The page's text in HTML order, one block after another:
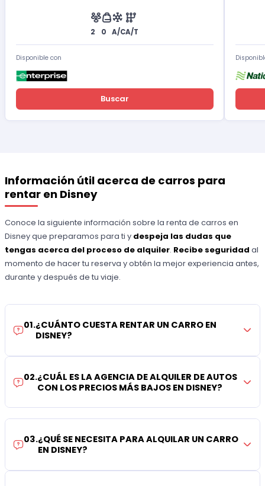
2 0 A/CA/T
Disponible con
Buscar
Información útil acerca de carros para
rentar en Disney
Conoce la siguiente información sobre la renta de carros en
Disney que preparamos para ti y despeja las dudas que
tengas acerca del proceso de alquiler. Recibe seguridad al
momento de hacer tu reserva y obtén la mejor experiencia antes,
durante y después de tu viaje.
01.¿CUÁNTO CUESTA RENTAR UN CARRO EN
DISNEY?
02.¿CUÁL ES LA AGENCIA DE ALQUILER DE AUTOS
CON LOS PRECIOS MÁS BAJOS EN DISNEY?
03.¿QUÉ SE NECESITA PARA ALQUILAR UN CARRO
EN DISNEY?